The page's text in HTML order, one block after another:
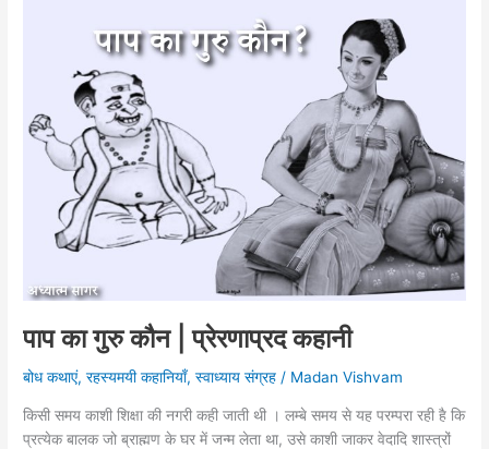
पाप का गुरु कौन | प्रेरणाप्रद कहानी
बोध कथाएं,रहस्यमयी कहानियाँ,स्वाध्याय संग्रह / Madan Vishvam
किसी समय काशी शिक्षा की नगरी कही जाती थी । लम्बे समय से यह परम्परा रही है कि
प्रत्येक बालक जो ब्राह्मण के घर में जन्म लेता था, उसे काशी जाकर वेदादि शास्त्रों